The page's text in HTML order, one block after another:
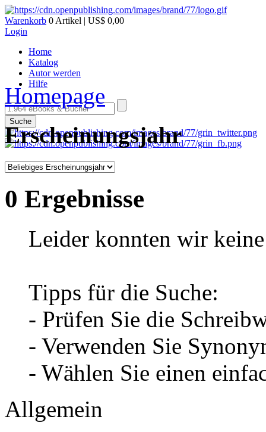
Warenkorb 0 Artikel | US$ 0,00
Login
Home
Katalog
Autor werden
Hilfe
Suche
Homepage
Erscheinungsjahr
0 Ergebnisse
Leider konnten wir
Tipps für die Suche:
- Prüfen Sie die
- Verwenden Sie
- Wählen Sie einen
Allgemein